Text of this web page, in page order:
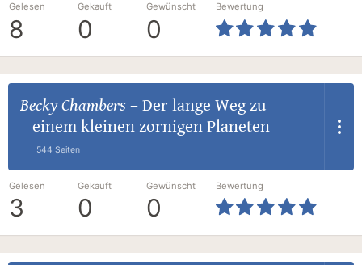
Gelesen
8
Gekauft
0
Gewünscht
0
Bewertung
Becky Chambers – Der lange Weg zu
einem kleinen zornigen Planeten
544 Seiten
Gelesen
3
Gekauft
0
Gewünscht
0
Bewertung